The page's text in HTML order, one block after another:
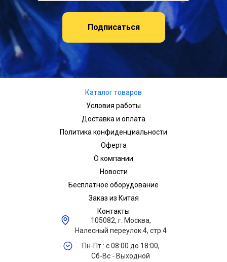
Подписаться
Каталог товаров
Условия работы
Доставка и оплата
Политика конфиденциальности
Оферта
О компании
Новости
Бесплатное оборудование
Заказ из Китая
Контакты
105082, г. Москва,
Налесный переулок 4, стр.4
Пн-Пт.: с 08:00 до 18:00,
Сб-Вс - Выходной